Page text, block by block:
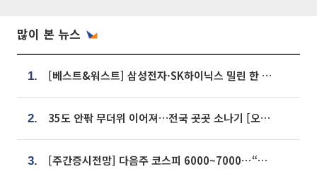
많이 본 뉴스
1. [베스트&워스트] 삼성전자·SK하이닉스 밀린 한 주…상상인증권은 85% 급등
2. 35도 안팎 무더위 이어져…전국 곳곳 소나기 [오늘 날씨]
3. [주간증시전망] 다음주 코스피 6000~7000⋯“外人 수급은 정책이 변수”